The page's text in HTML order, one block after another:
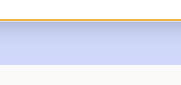
de rédemption pour